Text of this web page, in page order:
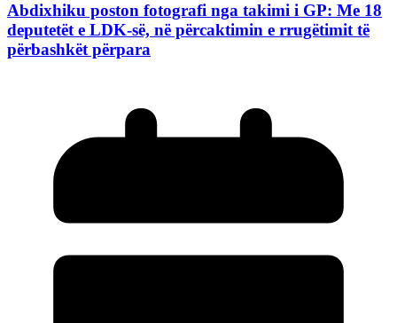
Abdixhiku poston fotografi nga takimi i GP: Me 18
deputetët e LDK-së, në përcaktimin e rrugëtimit të
përbashkët përpara